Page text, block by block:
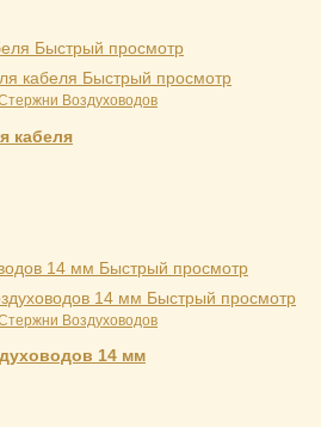
Быстрый просмотр
Быстрый просмотр
Воздуховодов
кабеля
Быстрый просмотр
Быстрый просмотр
Воздуховодов
14 мм